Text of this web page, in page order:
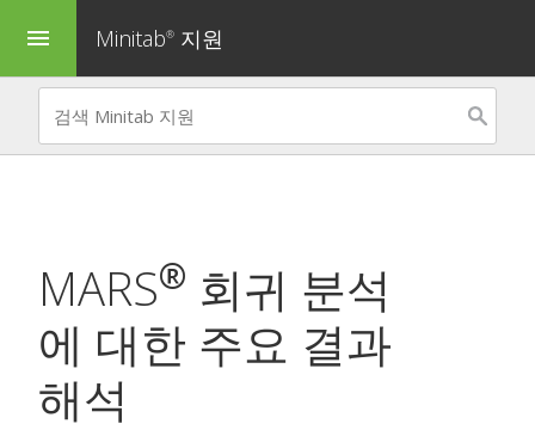
menu Minitab® 지원
MARS® 회귀 분석
에 대한 주요 결과
해석